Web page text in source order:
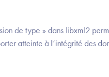
de type » dans libxml2
atteinte à l’intégrité des